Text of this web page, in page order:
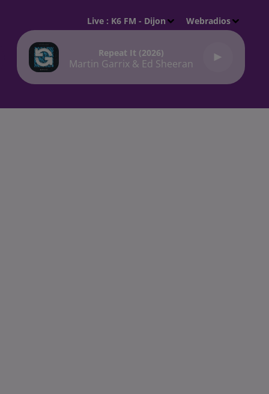
Live : K6 FM - Dijon Webradios
Repeat It (2026)
Martin Garrix & Ed Sheeran